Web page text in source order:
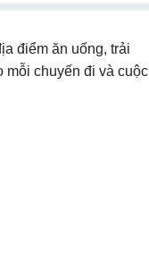
điểm ăn uống, trải
mỗi chuyến đi và cuộc